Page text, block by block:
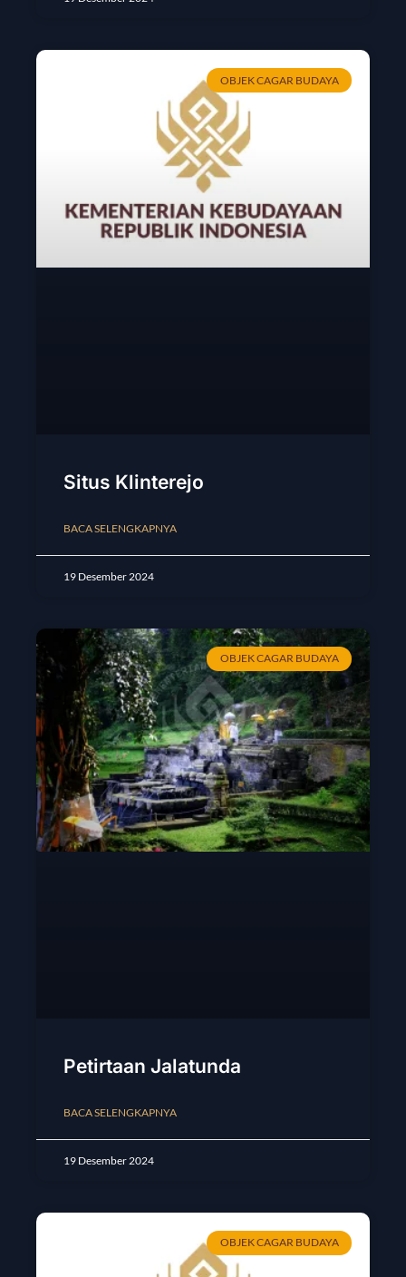
OBJEK CAGAR BUDAYA
Situs Klinterejo
BACA SELENGKAPNYA
19 Desember 2024
OBJEK CAGAR BUDAYA
Petirtaan Jalatunda
BACA SELENGKAPNYA
19 Desember 2024
OBJEK CAGAR BUDAYA